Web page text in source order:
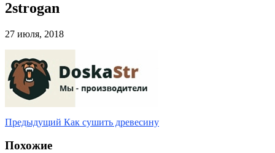
2strogan
27 июля, 2018
Предыдущий Как сушить древесину
Похожие